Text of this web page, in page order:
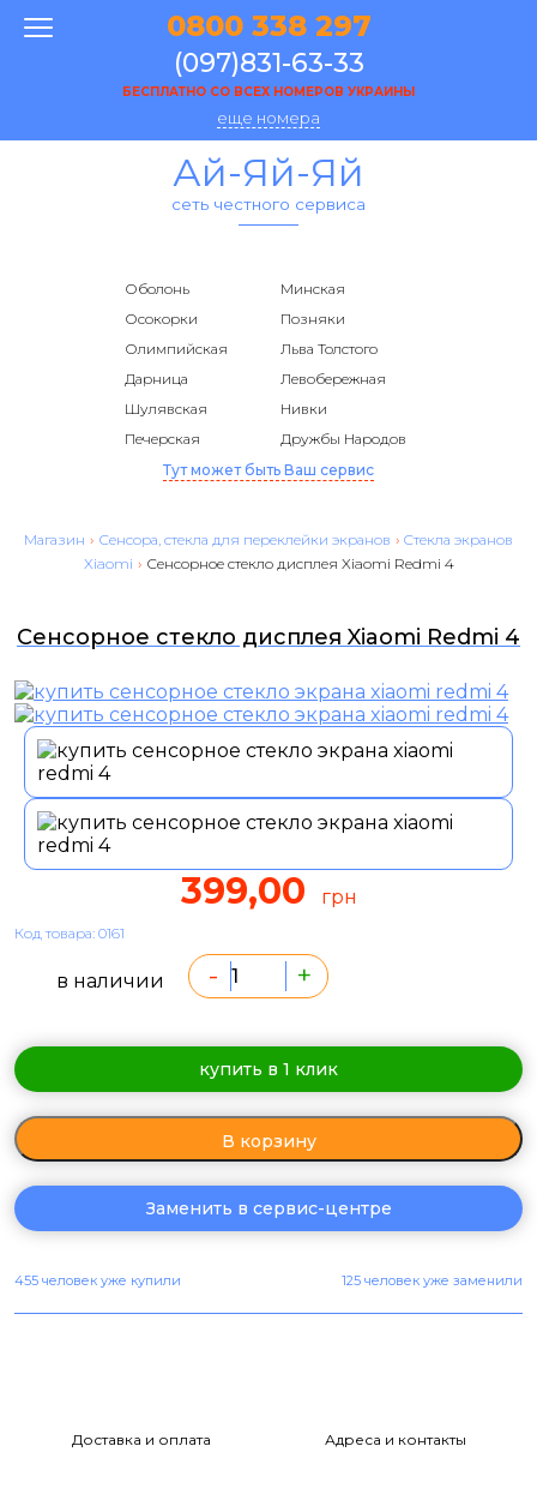
0800 338 297
(097)831-63-33
БЕСПЛАТНО СО ВСЕХ НОМЕРОВ УКРАИНЫ
еще номера
Ай-Яй-Яй
сеть честного сервиса
Оболонь
Минская
Осокорки
Позняки
Олимпийская
Льва Толстого
Дарница
Левобережная
Шулявская
Нивки
Печерская
Дружбы Народов
Тут может быть Ваш сервис
Магазин › Сенсора, стекла для переклейки экранов › Cтекла экранов
Xiaomi › Сенсорное стекло дисплея Xiaomi Redmi 4
Сенсорное стекло дисплея Xiaomi Redmi 4
399,00 грн
Код товара: 0161
в наличии - +
купить в 1 клик
В корзину
Заменить в сервис-центре
455 человек уже купили 125 человек уже заменили
Доставка и оплата Адреса и контакты